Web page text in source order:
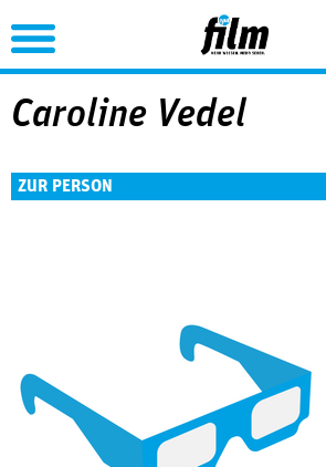
Jump to Navigation
Caroline Vedel
ZUR PERSON